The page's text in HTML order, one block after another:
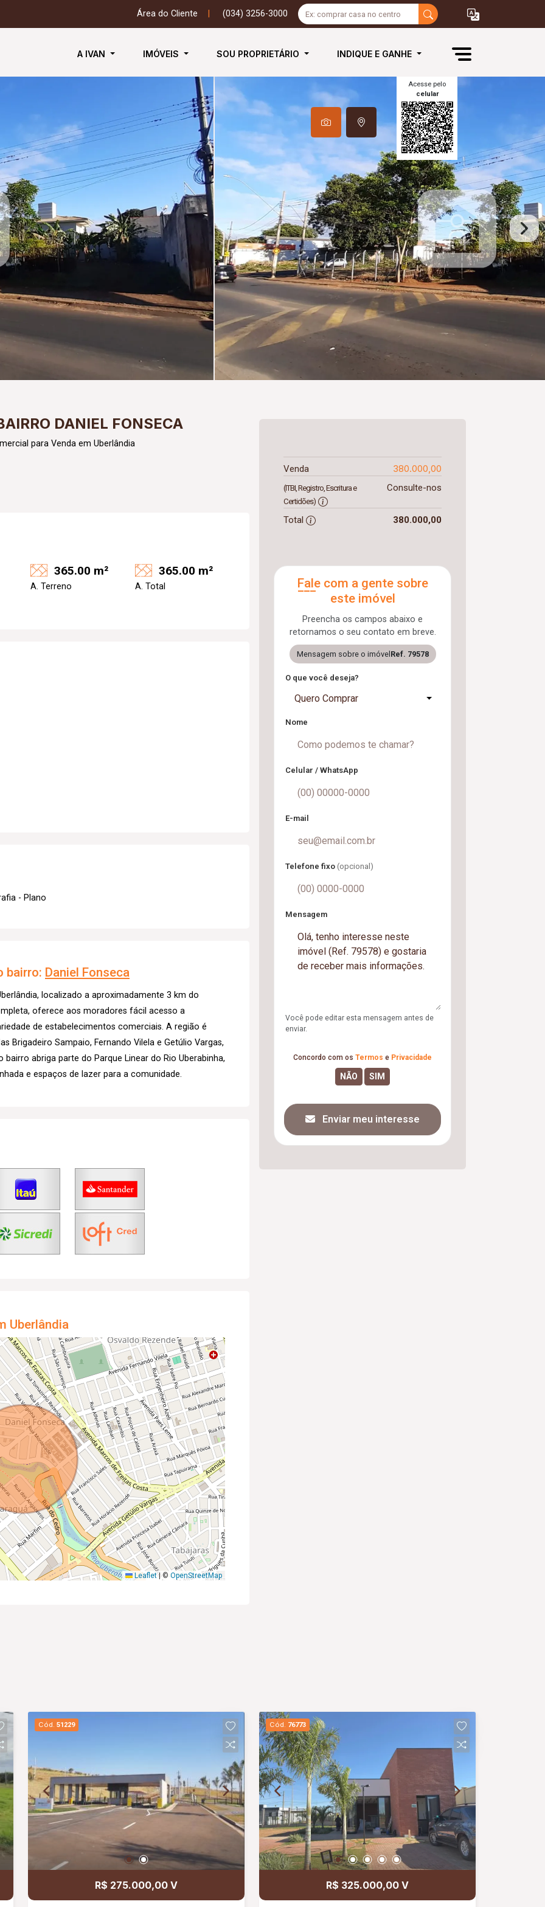
Área do Cliente (034) 3256-3000
A IVAN IMÓVEIS SOU PROPRIETÁRIO INDIQUE E GANHE
Acesse pelo
celular
DANIEL FONSECA
para Venda em Uberlândia
365.00 m²
A. Terreno
365.00 m²
A. Total
- Plano
bairro: Daniel Fonseca
localizado a aproximadamente 3 km do
oferece aos moradores fácil acesso a
de estabelecimentos comerciais. A região é
Brigadeiro Sampaio, Fernando Vilela e Getúlio Vargas,
abriga parte do Parque Linear do Rio Uberabinha,
e espaços de lazer para a comunidade.
Uberlândia
Leaflet |© OpenStreetMap
Venda 380.000,00
(ITBI, Registro, Escritura e
Certidões)
Consulte-nos
Total 380.000,00
Fale com a gente sobre
este imóvel
Preencha os campos abaixo e
retornamos o seu contato em breve.
Mensagem sobre o imóvel Ref. 79578
O que você deseja?
Quero Comprar
Nome
Celular / WhatsApp
E-mail
Telefone fixo (opcional)
Mensagem
Você pode editar esta mensagem antes de
enviar.
Concordo com os Termos e Privacidade
Enviar meu interesse
Cód. 51229
R$ 275.000,00 V
Cód. 76773
R$ 325.000,00 V